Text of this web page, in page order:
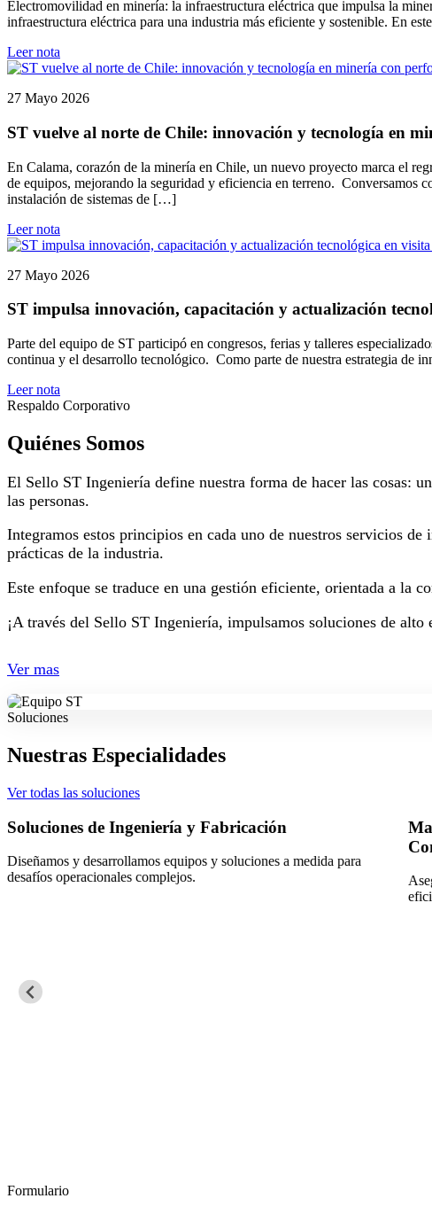
Electromovilidad en minería: la infraestructura eléctrica que impulsa la
infraestructura eléctrica para una industria más eficiente y sostenible. En
Leer nota
27 Mayo 2026
ST vuelve al norte de Chile: innovación y tecnología en
En Calama, corazón de la minería en Chile, un nuevo proyecto marca el
de equipos, mejorando la seguridad y eficiencia en terreno. Conversamos
instalación de sistemas de […]
Leer nota
27 Mayo 2026
ST impulsa innovación, capacitación y actualización
Parte del equipo de ST participó en congresos, ferias y talleres
continua y el desarrollo tecnológico. Como parte de nuestra estrategia de
Leer nota
Respaldo Corporativo
Quiénes Somos
El Sello ST Ingeniería define nuestra forma de hacer las cosas:
las personas.
Integramos estos principios en cada uno de nuestros servicios
prácticas de la industria.
Este enfoque se traduce en una gestión eficiente, orientada a la
¡A través del Sello ST Ingeniería, impulsamos soluciones de
Ver mas
Soluciones
Nuestras Especialidades
Ver todas las soluciones
Soluciones de Ingeniería y Fabricación
Diseñamos y desarrollamos equipos y soluciones a medida para
desafíos operacionales complejos.
Formulario